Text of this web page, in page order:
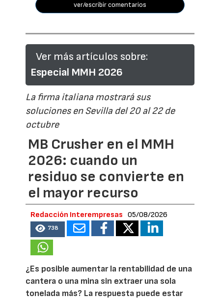
ver/escribir comentarios
Ver más artículos sobre:
Especial MMH 2026
La firma italiana mostrará sus
soluciones en Sevilla del 20 al 22 de
octubre
MB Crusher en el MMH
2026: cuando un
residuo se convierte en
el mayor recurso
Redacción Interempresas 05/08/2026
738
¿Es posible aumentar la rentabilidad de una
cantera o una mina sin extraer una sola
tonelada más? La respuesta puede estar